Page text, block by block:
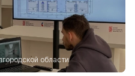
области